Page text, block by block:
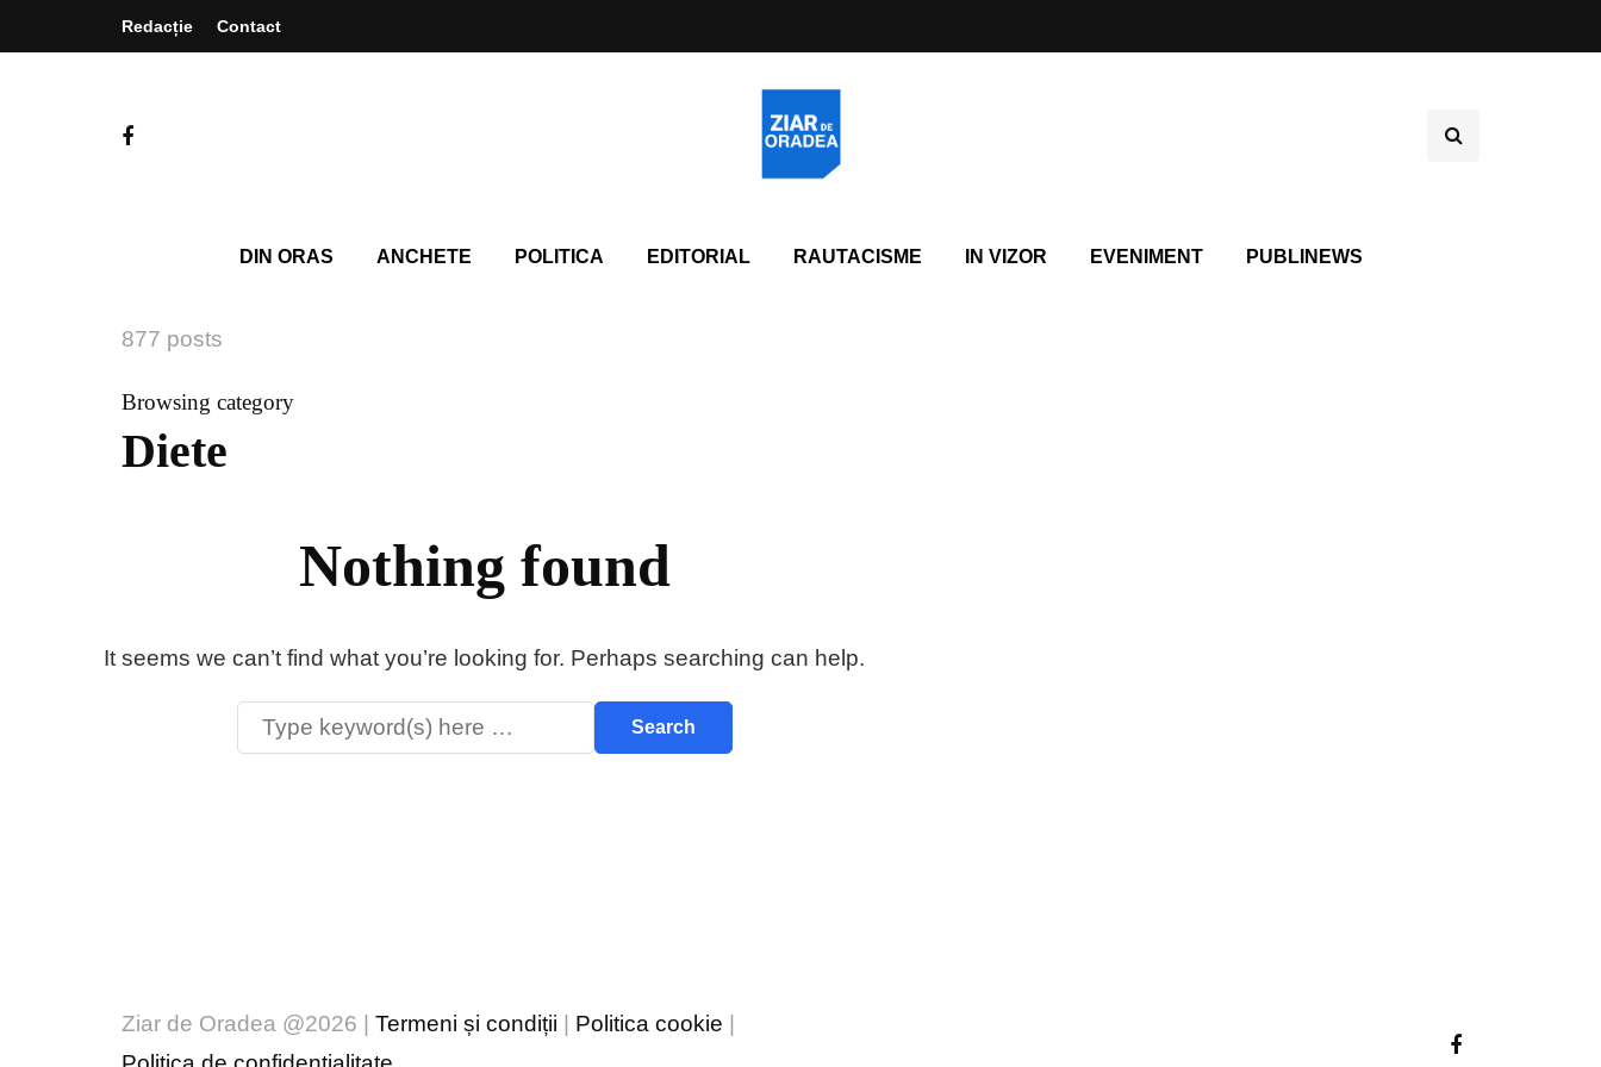
Redacție Contact
DIN ORAS ANCHETE POLITICA EDITORIAL RAUTACISME IN VIZOR EVENIMENT PUBLINEWS
877 posts
Browsing category
Diete
Nothing found
It seems we can’t find what you’re looking for. Perhaps searching can help.
Ziar de Oradea @2026 | Termeni și condiții Politica cookie